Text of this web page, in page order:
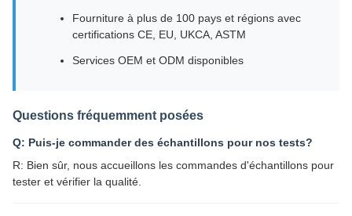
Fourniture à plus de 100 pays et régions avec
certifications CE, EU, UKCA, ASTM
Services OEM et ODM disponibles
Questions fréquemment posées
Q: Puis-je commander des échantillons pour nos tests?
R: Bien sûr, nous accueillons les commandes d'échantillons pour
tester et vérifier la qualité.